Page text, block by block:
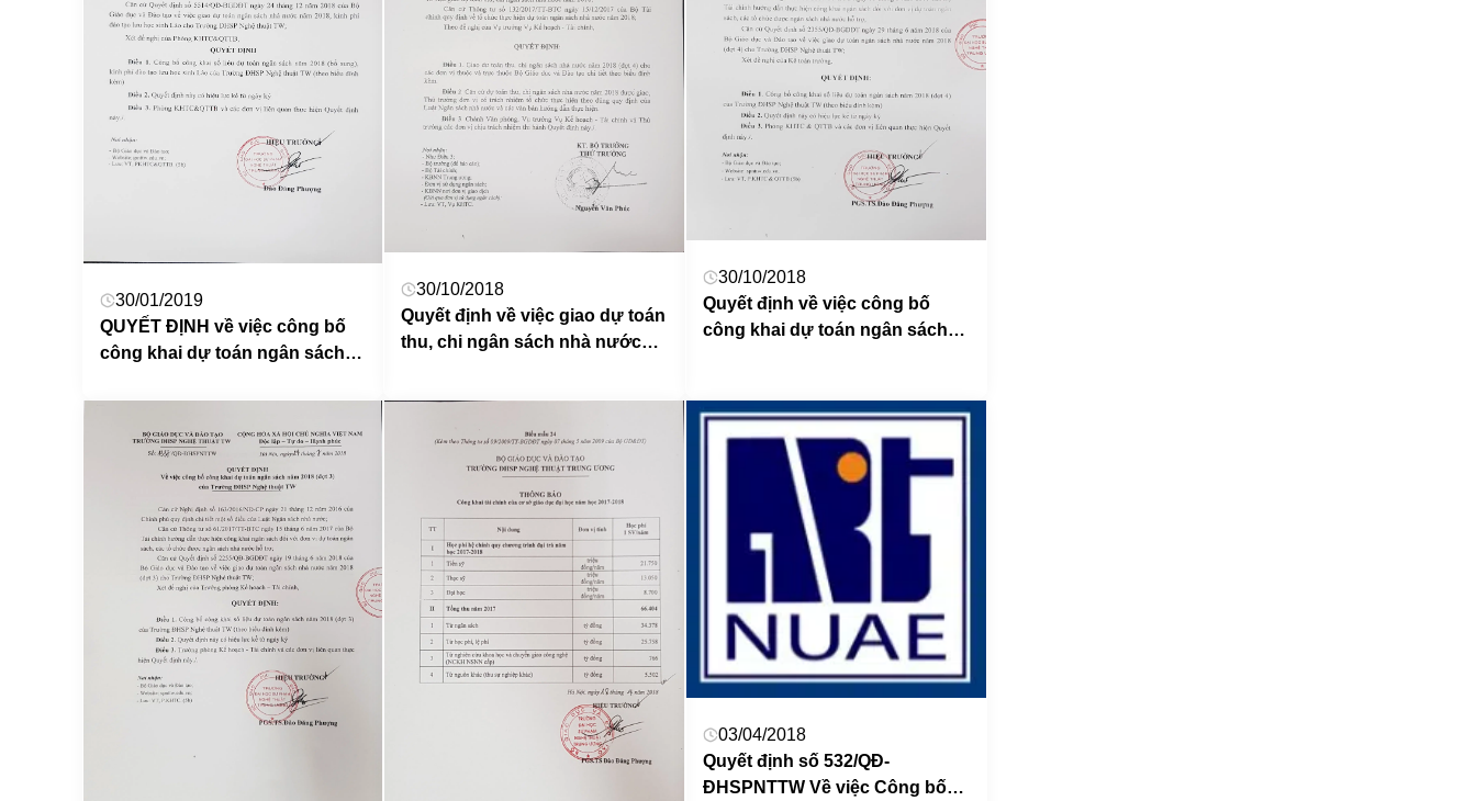
30/01/2019
QUYẾT ĐỊNH về việc công bố
công khai dự toán ngân sách
đào tạo lưu học sinh Lào của
Trường ĐHSP Nghệ thuật TW
30/10/2018
Quyết định về việc giao dự toán
thu, chi ngân sách nhà nước
30/10/2018
Quyết định về việc công bố
công khai dự toán ngân sách
03/04/2018
Quyết định số 532/QĐ-
ĐHSPNTTW Về việc Công bố